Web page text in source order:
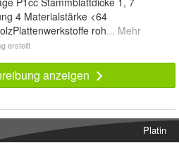
4 Materialstärke <64
roh... Mehr
erstellt
anzeigen
Platin